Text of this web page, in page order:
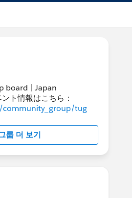
board | Japan
ト情報はこちら：
tug
룹 더 보기